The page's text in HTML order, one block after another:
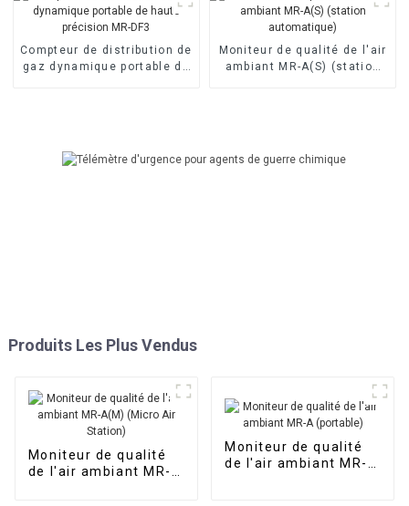
Compteur de distribution de
gaz dynamique portable de
Moniteur de qualité de l'air
ambiant MR-A(S) (station
Produits Les Plus Vendus
Moniteur de qualité
de l'air ambiant MR-
Moniteur de qualité
de l'air ambiant MR-A